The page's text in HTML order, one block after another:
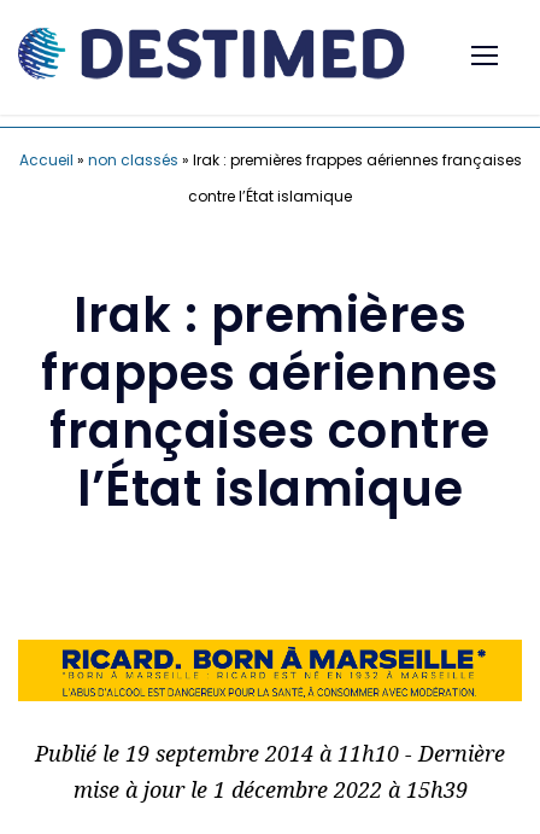
Accueil » non classés » Irak : premières frappes aériennes françaises
contre l’État islamique
Irak : premières
frappes aériennes
françaises contre
l’État islamique
Publié le 19 septembre 2014 à 11h10 - Dernière
mise à jour le 1 décembre 2022 à 15h39